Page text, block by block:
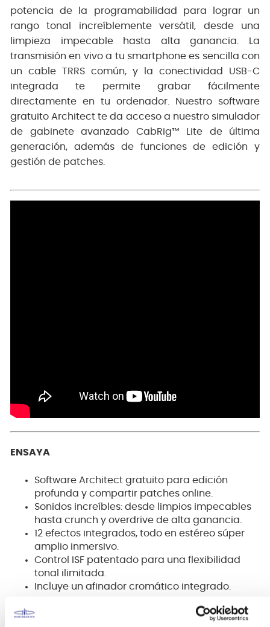
potencia de la programabilidad para lograr un
rango tonal increíblemente versátil, desde una
limpieza impecable hasta alta ganancia. La
transmisión en vivo a tu smartphone es sencilla con
un cable TRRS común, y la conectividad USB-C
integrada te permite grabar fácilmente
directamente en tu ordenador. Nuestro software
gratuito Architect te da acceso a nuestro simulador
de gabinete avanzado CabRig™ Lite de última
generación, además de funciones de edición y
gestión de patches.
ENSAYA
Software Architect gratuito para edición
profunda y compartir patches online.
Sonidos increíbles: desde limpios impecables
hasta crunch y overdrive de alta ganancia.
12 efectos integrados, todo en estéreo súper
amplio inmersivo.
Control ISF patentado para una flexibilidad
tonal ilimitada.
Incluye un afinador cromático integrado.